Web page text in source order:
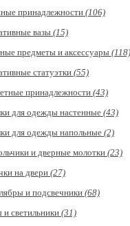
принадлежности (106)
вазы (15)
предметы и аксессуары (118)
статуэтки (55)
принадлежности (43)
для одежды настенные (43)
для одежды напольные (2)
и дверные молотки (23)
на двери (27)
и подсвечники (68)
светильники(31)